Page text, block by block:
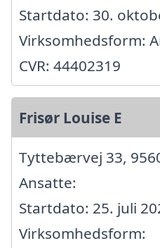
Startdato: 30.
Virksomhedsform:
CVR: 44402319
Frisør Louise E
Tyttebærvej 33,
Ansatte:
Startdato: 25. juli
Virksomhedsform: